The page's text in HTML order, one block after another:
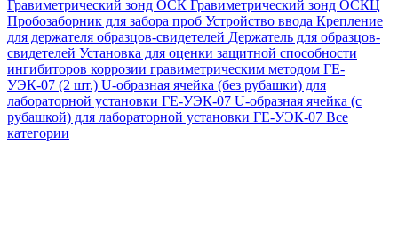
Гравиметрический зонд ОСК Гравиметрический зонд ОСКЦ
Пробозаборник для забора проб Устройство ввода Крепление
для держателя образцов-свидетелей Держатель для образцов-
свидетелей Установка для оценки защитной способности
ингибиторов коррозии гравиметрическим методом ГЕ-
УЭК-07 (2 шт.) U-образная ячейка (без рубашки) для
лабораторной установки ГЕ-УЭК-07 U-образная ячейка (с
рубашкой) для лабораторной установки ГЕ-УЭК-07 Все
категории